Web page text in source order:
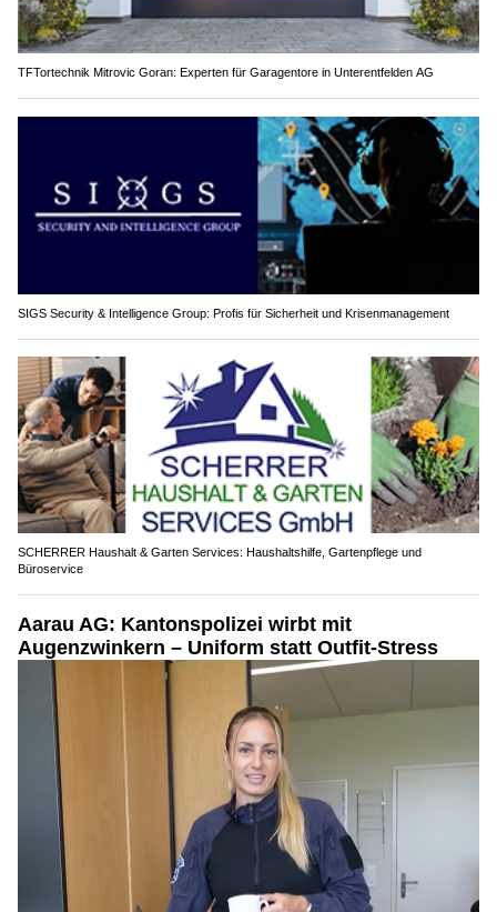
TFTortechnik Mitrovic Goran: Experten für Garagentore in Unterentfelden AG
SIGS Security & Intelligence Group: Profis für Sicherheit und Krisenmanagement
SCHERRER Haushalt & Garten Services: Haushaltshilfe, Gartenpflege und
Büroservice
Aarau AG: Kantonspolizei wirbt mit
Augenzwinkern – Uniform statt Outfit-Stress